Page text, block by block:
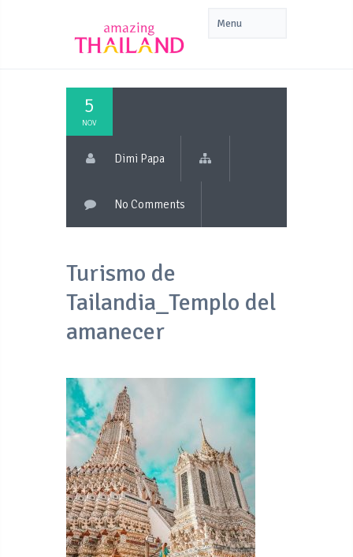
5
NOV
Dimi Papa
No Comments
Turismo de
Tailandia_Templo del
amanecer